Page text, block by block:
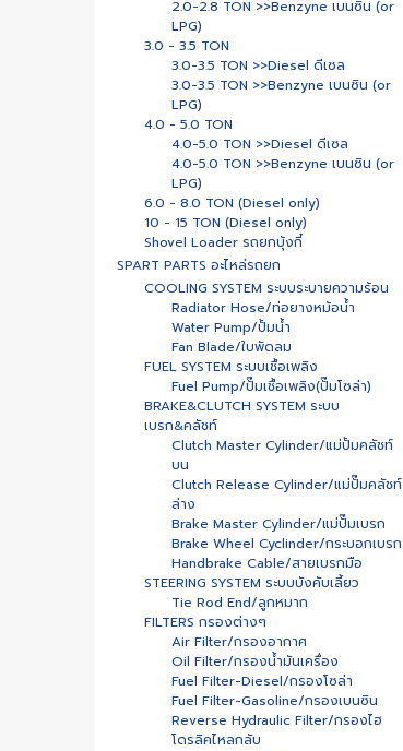
2.0-2.8 TON >>Benzyne เบนซิน (or
LPG)
3.0 - 3.5 TON
3.0-3.5 TON >>Diesel ดีเซล
3.0-3.5 TON >>Benzyne เบนซิน (or
LPG)
4.0 - 5.0 TON
4.0-5.0 TON >>Diesel ดีเซล
4.0-5.0 TON >>Benzyne เบนซิน (or
LPG)
6.0 - 8.0 TON (Diesel only)
10 - 15 TON (Diesel only)
Shovel Loader รถยกบุ้งกี๋
SPART PARTS อะไหล่รถยก
COOLING SYSTEM ระบบระบายความร้อน
Radiator Hose/ท่อยางหม้อน้ำ
Water Pump/ปั้มน้ำ
Fan Blade/ใบพัดลม
FUEL SYSTEM ระบบเชื้อเพลิง
Fuel Pump/ปั๊มเชื้อเพลิง(ปั๊มโซล่า)
BRAKE&CLUTCH SYSTEM ระบบ
เบรก&คลัชท์
Clutch Master Cylinder/แม่ปั้มคลัชท์
บน
Clutch Release Cylinder/แม่ปั๊มคลัชท์
ล่าง
Brake Master Cylinder/แม่ปั๊มเบรก
Brake Wheel Cyclinder/กระบอกเบรก
Handbrake Cable/สายเบรกมือ
STEERING SYSTEM ระบบบังคับเลี้ยว
Tie Rod End/ลูกหมาก
FILTERS กรองต่างๆ
Air Filter/กรองอากาศ
Oil Filter/กรองน้ำมันเครื่อง
Fuel Filter-Diesel/กรองโซล่า
Fuel Filter-Gasoline/กรองเบนซิน
Reverse Hydraulic Filter/กรองไฮ
โดรลิคไหลกลับ